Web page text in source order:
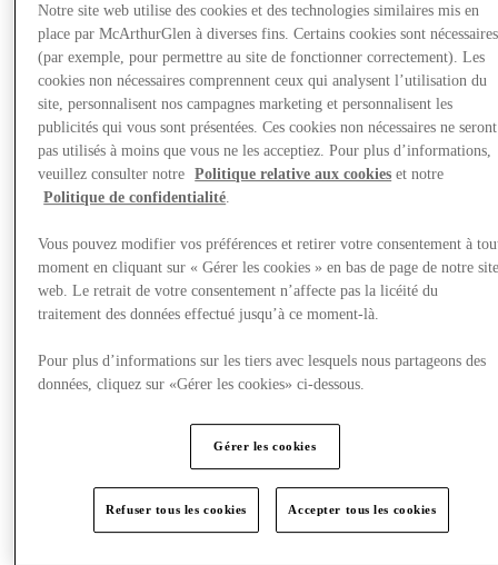
Notre site web utilise des cookies et des technologies similaires mis en
place par McArthurGlen à diverses fins. Certains cookies sont nécessaires
(par exemple, pour permettre au site de fonctionner correctement). Les
cookies non nécessaires comprennent ceux qui analysent l’utilisation du
site, personnalisent nos campagnes marketing et personnalisent les
publicités qui vous sont présentées. Ces cookies non nécessaires ne seront
pas utilisés à moins que vous ne les acceptiez. Pour plus d’informations,
veuillez consulter notre
Politique relative aux cookies et notre
Politique de confidentialité
Vous pouvez modifier vos préférences et retirer votre consentement à
moment en cliquant sur « Gérer les cookies » en bas de page de notre
web. Le retrait de votre consentement n’affecte pas la licéité du
traitement des données effectué jusqu’à ce moment-là.
Pour plus d’informations sur les tiers avec lesquels nous partageons des
données, cliquez sur «Gérer les cookies» ci-dessous.
Gérer les cookies
Refuser tous les cookies Accepter tous les cookies